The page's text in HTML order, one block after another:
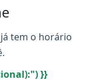
tem o horário
}}